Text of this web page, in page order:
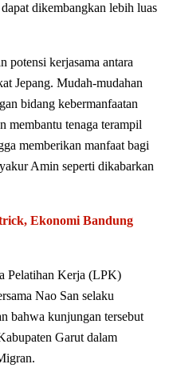
dikembangkan lebih luas
potensi kerjasama antara
Jepang. Mudah-mudahan
bidang kebermanfaatan
membantu tenaga terampil
memberikan manfaat bagi
Amin seperti dikabarkan
Ekonomi Bandung
Pelatihan Kerja (LPK)
Nao San selaku
bahwa kunjungan tersebut
Garut dalam